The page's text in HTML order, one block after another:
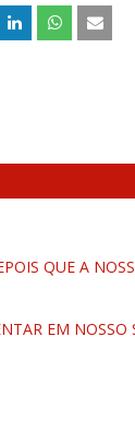
QUE A
EM NOSSO